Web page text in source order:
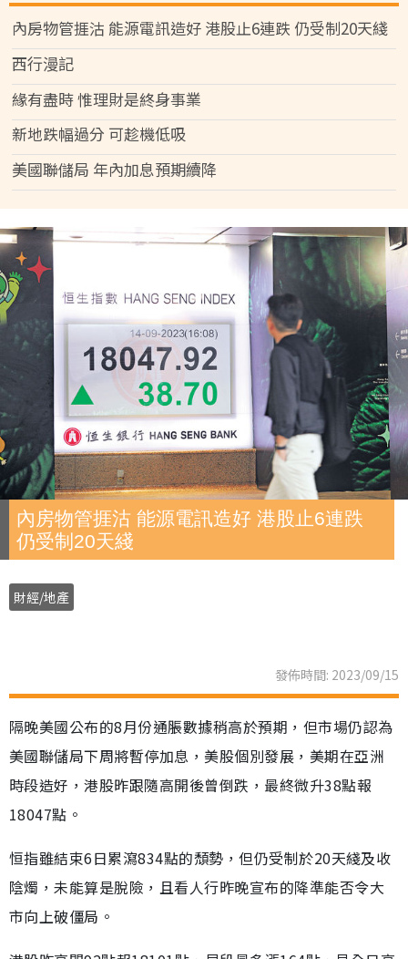
內房物管捱沽 能源電訊造好 港股止6連跌 仍受制20天綫
西行漫記
緣有盡時 惟理財是終身事業
新地跌幅過分 可趁機低吸
美國聯儲局 年內加息預期續降
內房物管捱沽 能源電訊造好 港股止6連跌
仍受制20天綫
財經/地產
發佈時間: 2023/09/15
隔晚美國公布的8月份通脹數據稍高於預期，但市場仍認為
美國聯儲局下周將暫停加息，美股個別發展，美期在亞洲
時段造好，港股昨跟隨高開後曾倒跌，最終微升38點報
18047點。
恒指雖結束6日累瀉834點的頹勢，但仍受制於20天綫及收
陰燭，未能算是脫險，且看人行昨晚宣布的降準能否令大
市向上破僵局。